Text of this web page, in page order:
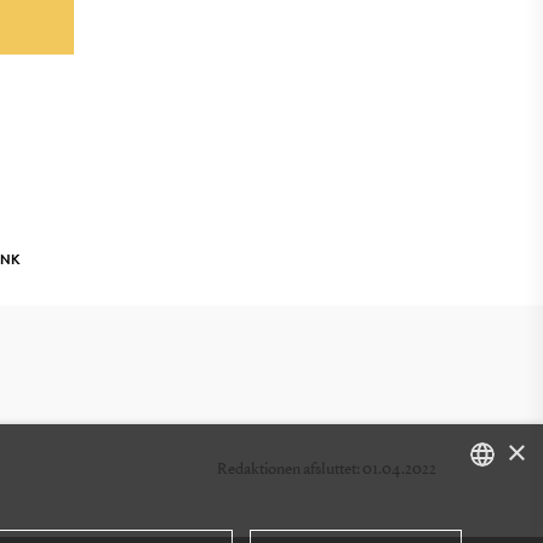
Redaktionen afsluttet: 01.04.2022 ×